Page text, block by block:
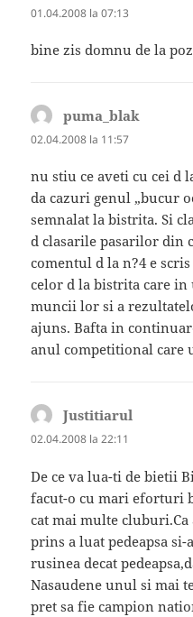
01.04.2008 la 07:13
bine zis domnu de la
puma_blak
02.04.2008 la 11:57
nu stiu ce aveti cu cei d
da cazuri genul „bucur
semnalat la bistrita. Si
d clasarile pasarilor din
comentul d la n?4 e
celor d la bistrita care
muncii lor si a
ajuns. Bafta in
anul competitional care
Justitiarul
02.04.2008 la 22:11
De ce va lua-ti de bietii
facut-o cu mari eforturi
cat mai multe
prins a luat pedeapsa si-
rusinea decat
Nasaudene unul si mai
pret sa fie campion